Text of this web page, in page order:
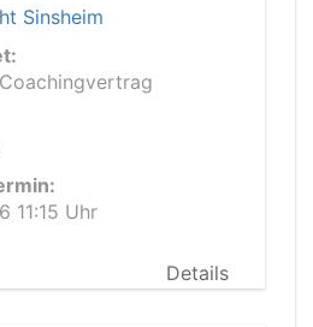
Sinsheim
11:15 Uhr
Details